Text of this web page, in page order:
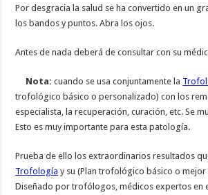
Por desgracia la salud se ha convertido en un
los bandos y puntos. Abra los ojos.
Antes de nada deberá de consultar con su
Nota:cuando se usa conjuntamente la
trofológico básico o personalizado) con los
especialista, la recuperación, curación, etc. Se
Esto es muy importante para esta patología.
Prueba de ello los extraordinarios resultados
Trofología y su (Plan trofológico básico o
Diseñado por trofólogos, médicos expertos en